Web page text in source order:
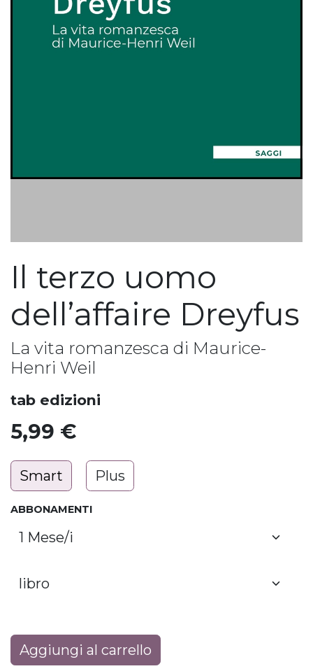
Il terzo uomo
dell’affaire Dreyfus
La vita romanzesca di Maurice-
Henri Weil
tab edizioni
5,99 €
Smart Plus
ABBONAMENTI
Aggiungi al carrello